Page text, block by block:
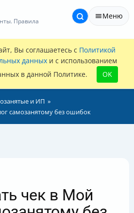
Правила
Меню
Вы соглашаетесь с Политикой
данных и с использованием
в данной Политике.
OK
и ИП
самозанятому без ошибок
чек в Мой